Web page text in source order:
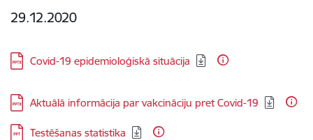
29.12.2020
Lejupielādēt:
Covid-19 epidemioloģiskā situācija
Lejupielādēt:
Aktuālā informācija par vakcināciju pret Covid-19
Lejupielādēt:
Testēšanas statistika